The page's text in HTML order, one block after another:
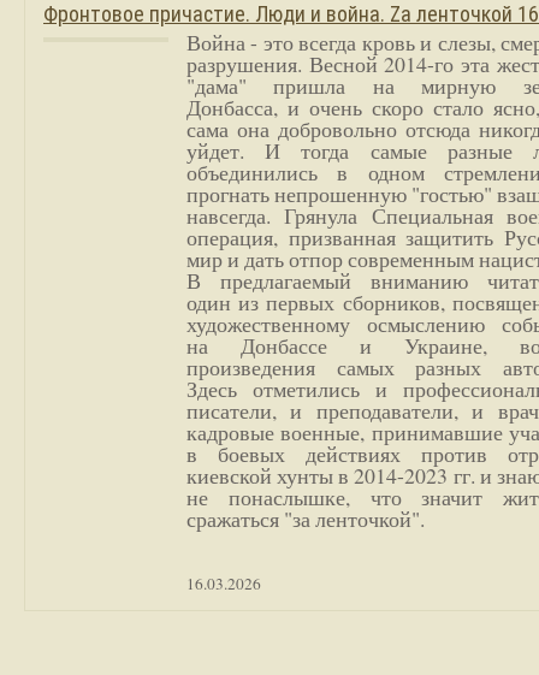
Фронтовое причастие. Люди и война. Zа ленточкой
Война - это всегда кровь и слезы,
разрушения. Весной 2014-го эта
"дама" пришла на мирную
Донбасса, и очень скоро стало
сама она добровольно отсюда
уйдет. И тогда самые разные
объединились в одном
прогнать непрошенную "гостью"
навсегда. Грянула Специальная
операция, призванная защитить
мир и дать отпор современным
В предлагаемый вниманию
один из первых сборников,
художественному осмыслению
на Донбассе и Украине,
произведения самых разных
Здесь отметились и
писатели, и преподаватели, и
кадровые военные, принимавшие
в боевых действиях против
киевской хунты в 2014-2023 гг. и
не понаслышке, что значит
сражаться "за ленточкой".
16.03.2026